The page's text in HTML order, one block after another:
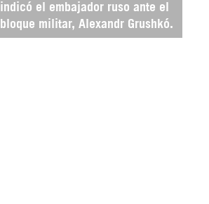
indicó el embajador ruso ante el
bloque militar, Alexandr Grushkó.